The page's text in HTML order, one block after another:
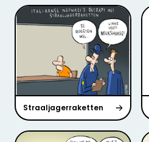
Straaljagerraketten